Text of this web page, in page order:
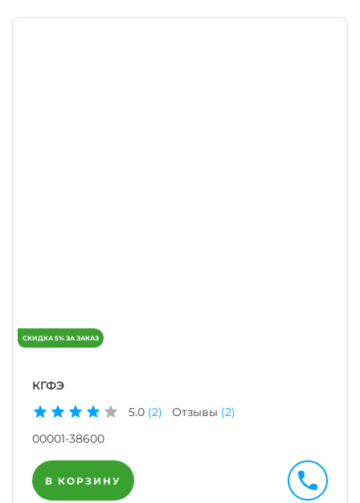
КГФЭ
5.0 (2) Отзывы (2)
00001-38600
В КОРЗИНУ